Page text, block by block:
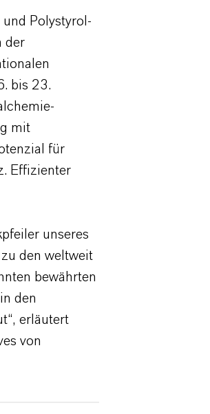
Polystyrol-
der
bis 23.
mit
für
Effizienter
unseres
den weltweit
bewährten
den
erläutert
von